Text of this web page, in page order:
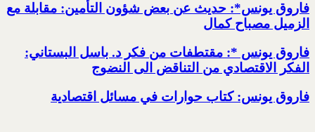
فاروق يونس*: حديث عن بعض شؤون التأمين: مقابلة مع
الزميل مصباح كمال
فاروق يونس *: مقتطفات من فكر د. باسل البستاني:
الفكر الاقتصادي من التناقض الى النضوج
فاروق يونس: كتاب حوارات في مسائل اقتصادية